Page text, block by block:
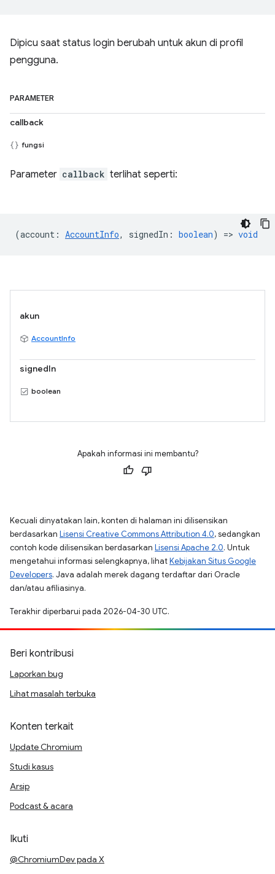
Dipicu saat status login berubah untuk akun di profil
pengguna.
PARAMETER
callback
fungsi
Parameter callback terlihat seperti:
(account : AccountInfo, signedIn : boolean) => void
akun
AccountInfo
signedIn
boolean
Apakah informasi ini membantu?
Kecuali dinyatakan lain, konten di halaman ini dilisensikan
berdasarkan Lisensi Creative Commons Attribution 4.0, sedangkan
contoh kode dilisensikan berdasarkan Lisensi Apache 2.0. Untuk
mengetahui informasi selengkapnya, lihatKebijakan Situs Google
Developers. Java adalah merek dagang terdaftar dari Oracle
dan/atau afiliasinya.
Terakhir diperbarui pada 2026-04-30 UTC.
Beri kontribusi
Laporkan bug
Lihat masalah terbuka
Konten terkait
Update Chromium
Studi kasus
Arsip
Podcast & acara
Ikuti
@ChromiumDev pada X